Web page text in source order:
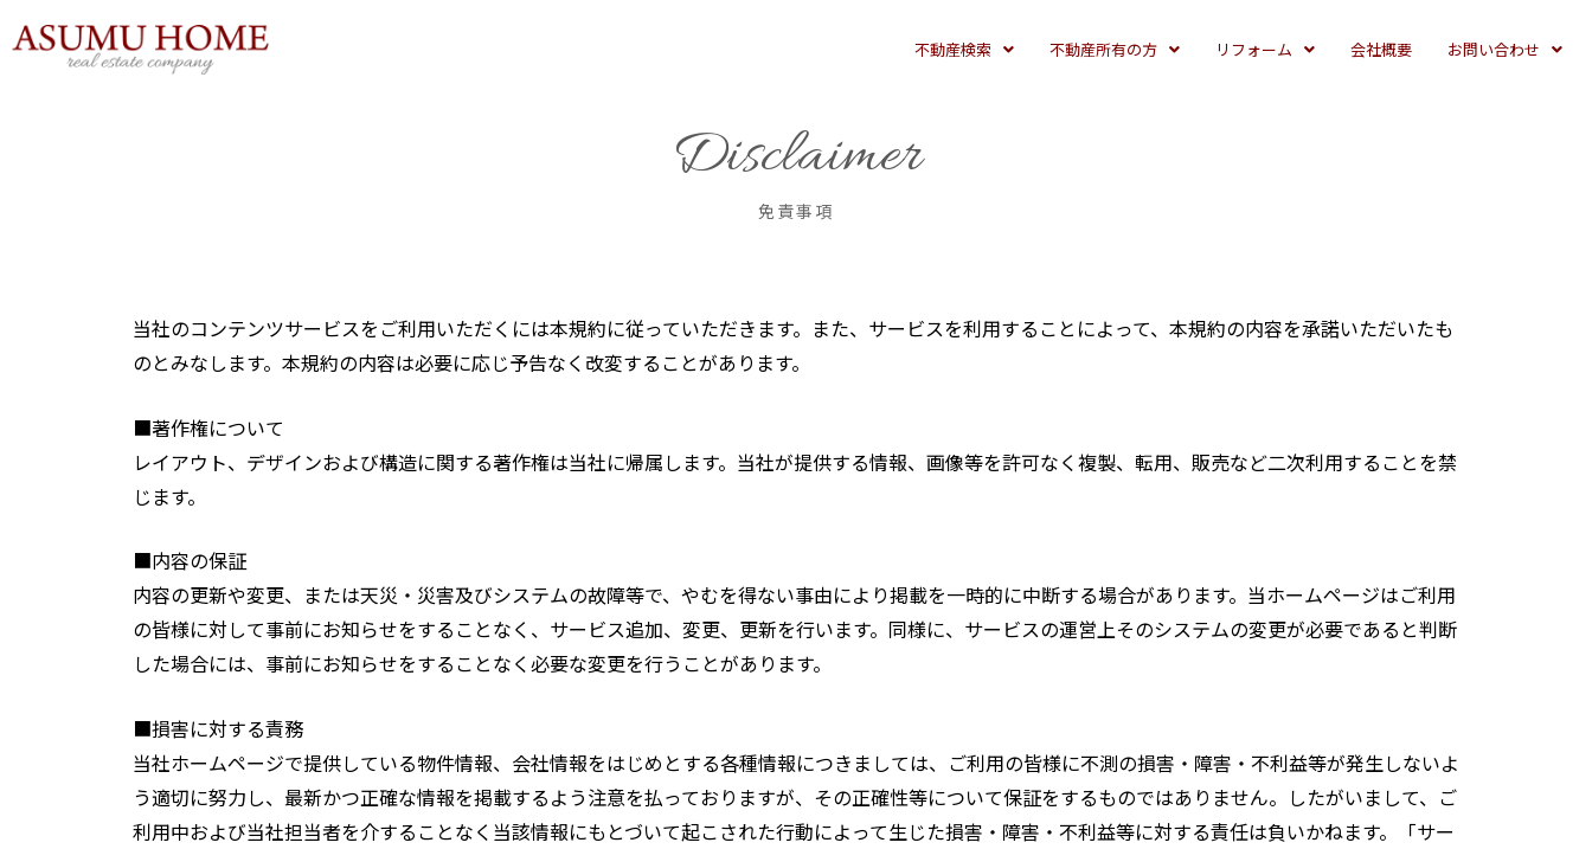
容
不動産検索 不動産所有の方 リフォーム 会社概要 お問い合わせ
Disclaimer
免責事項
当社のコンテンツサービスをご利用いただくには本規約に従っていただきます。また、サービスを利用することによって、本規約の内容を承諾いただいたも
のとみなします。本規約の内容は必要に応じ予告なく改変することがあります。
■著作権について
レイアウト、デザインおよび構造に関する著作権は当社に帰属します。当社が提供する情報、画像等を許可なく複製、転用、販売など二次利用することを禁
じます。
■内容の保証
内容の更新や変更、または天災・災害及びシステムの故障等で、やむを得ない事由により掲載を一時的に中断する場合があります。当ホームページはご利用
の皆様に対して事前にお知らせをすることなく、サービス追加、変更、更新を行います。同様に、サービスの運営上そのシステムの変更が必要であると判断
した場合には、事前にお知らせをすることなく必要な変更を行うことがあります。
■損害に対する責務
当社ホームページで提供している物件情報、会社情報をはじめとする各種情報につきましては、ご利用の皆様に不測の損害・障害・不利益等が発生しないよ
う適切に努力し、最新かつ正確な情報を掲載するよう注意を払っておりますが、その正確性等について保証をするものではありません。したがいまして、ご
利用中および当社担当者を介することなく当該情報にもとづいて起こされた行動によって生じた損害・障害・不利益等に対する責任は負いかねます。「サー